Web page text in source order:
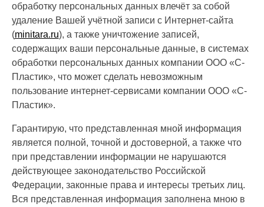
обработку персональных данных влечёт за собой
удаление Вашей учётной записи с Интернет-сайта
(minitara.ru), а также уничтожение записей,
содержащих ваши персональные данные, в системах
обработки персональных данных компании ООО «С-
Пластик», что может сделать невозможным
пользование интернет-сервисами компании ООО «С-
Пластик».
Гарантирую, что представленная мной информация
является полной, точной и достоверной, а также что
при представлении информации не нарушаются
действующее законодательство Российской
Федерации, законные права и интересы третьих лиц.
Вся представленная информация заполнена мною в